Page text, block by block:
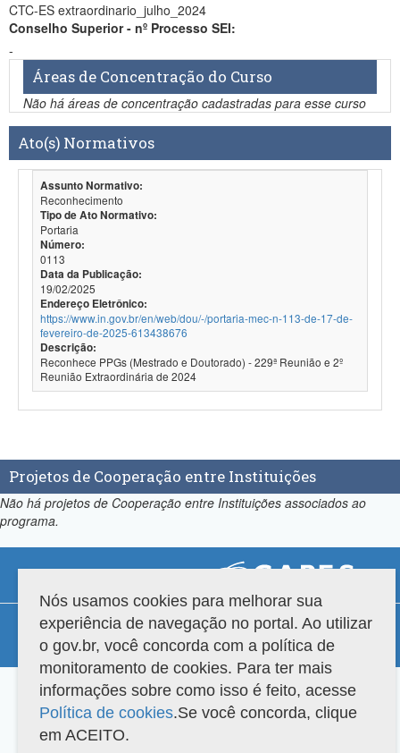
CTC-ES extraordinario_julho_2024
Conselho Superior - nº Processo SEI:
-
Áreas de Concentração do Curso
Não há áreas de concentração cadastradas para esse curso
Ato(s) Normativos
Assunto Normativo:
Reconhecimento
Tipo de Ato Normativo:
Portaria
Número:
0113
Data da Publicação:
19/02/2025
Endereço Eletrônico:
https://www.in.gov.br/en/web/dou/-/portaria-mec-n-113-de-17-de-
fevereiro-de-2025-613438676
Descrição:
Reconhece PPGs (Mestrado e Doutorado) - 229ª Reunião e 2º
Reunião Extraordinária de 2024
Projetos de Cooperação entre Instituições
Não há projetos de Cooperação entre Instituições associados ao
programa.
Versão do sistema: 3.88.9 Copyright 2022 Capes. Todos os direitos reservados.
Nós usamos cookies para melhorar sua
experiência de navegação no portal. Ao utilizar
o gov.br, você concorda com a política de
monitoramento de cookies. Para ter mais
informações sobre como isso é feito, acesse
Política de cookies.Se você concorda, clique
em ACEITO.